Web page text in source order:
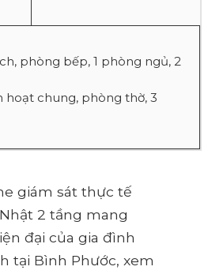
phòng bếp, 1 phòng ngủ, 2
hoạt chung, phòng thờ, 3
giám sát thực tế
2 tầng mang
đại của gia đình
tại Bình Phước, xem